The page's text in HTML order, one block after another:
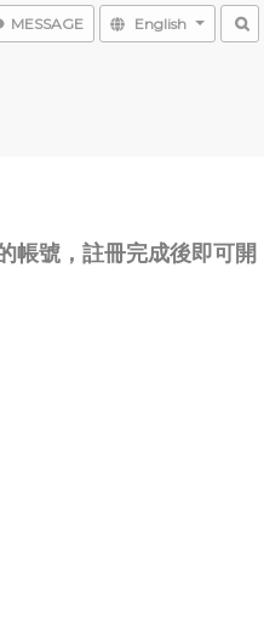
MESSAGE English
帳號，註冊完成後即可開